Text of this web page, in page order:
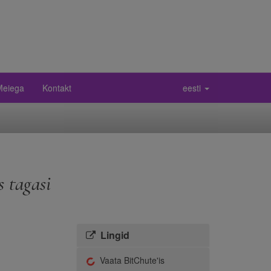
Kontakt eesti
tagasi
Lingid
Vaata BitChute'is